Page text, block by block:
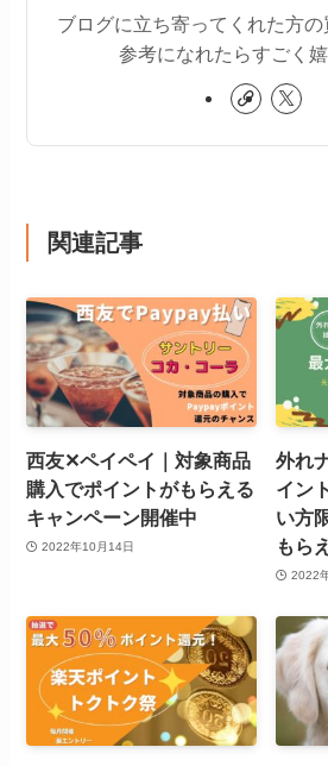
ブログに立ち寄ってくれた方の
参考になれたらすごく
関連記事
西友✕ペイペイ｜対象商品
購入でポイントがもらえる
キャンペーン開催中
2022年10月14日
外れ
イン
い方
もら
2022